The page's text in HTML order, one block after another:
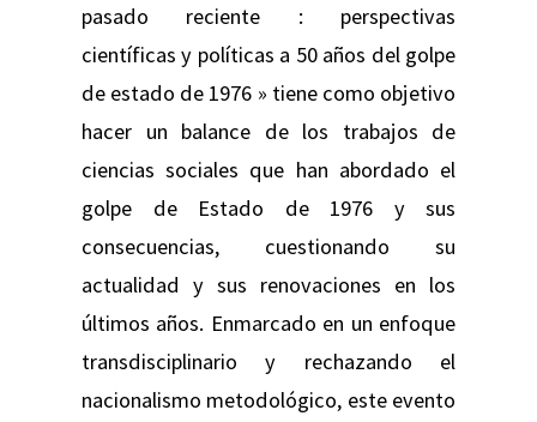
pasado reciente : perspectivas
científicas y políticas a 50 años del golpe
de estado de 1976 » tiene como objetivo
hacer un balance de los trabajos de
ciencias sociales que han abordado el
golpe de Estado de 1976 y sus
consecuencias, cuestionando su
actualidad y sus renovaciones en los
últimos años. Enmarcado en un enfoque
transdisciplinario y rechazando el
nacionalismo metodológico, este evento